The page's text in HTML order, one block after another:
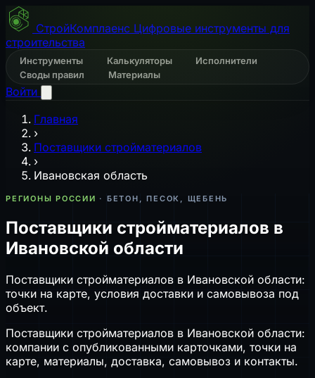
СтройКомплаенс Цифровые инструменты для
строительства
Инструменты Калькуляторы
Исполнители
Своды правил
Материалы
Войти
Главная
›
Поставщики стройматериалов
›
Ивановская область
РЕГИОНЫ РОССИИ · БЕТОН, ПЕСОК, ЩЕБЕНЬ
Поставщики стройматериалов в
Ивановской области
Поставщики стройматериалов в Ивановской области:
точки на карте, условия доставки и самовывоза под
объект.
Поставщики стройматериалов в Ивановской области:
компании с опубликованными карточками, точки на
карте, материалы, доставка, самовывоз и контакты.